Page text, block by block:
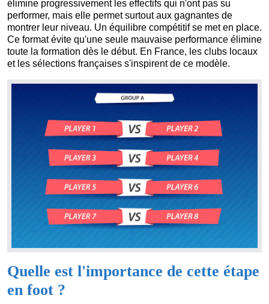
élimine progressivement les effectifs qui n'ont pas su
performer, mais elle permet surtout aux gagnantes de
montrer leur niveau. Un équilibre compétitif se met en place.
Ce format évite qu'une seule mauvaise performance élimine
toute la formation dès le début. En France, les clubs locaux
et les sélections françaises s'inspirent de ce modèle.
Quelle est l'importance de cette étape
en foot ?